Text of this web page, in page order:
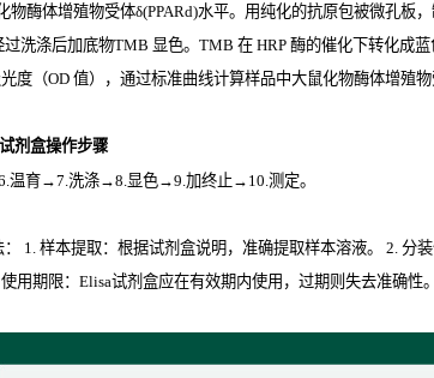
酶体增殖物受体δ(PPARd)水平。用纯化的抗原包被微孔板
洗涤后加底物TMB 显色。 TMB 在 HRP 酶的催化下转化成
度（OD 值），通过标准曲线计算样品中大鼠化物酶体增殖物
剂盒操作步骤
育→7.洗涤→8.显色→9.加终止→10.测定。
1. 样本提取：根据试剂盒说明，准确提取样本溶液。 2.
用期限：Elisa试剂盒应在有效期内使用，过期则失去准确